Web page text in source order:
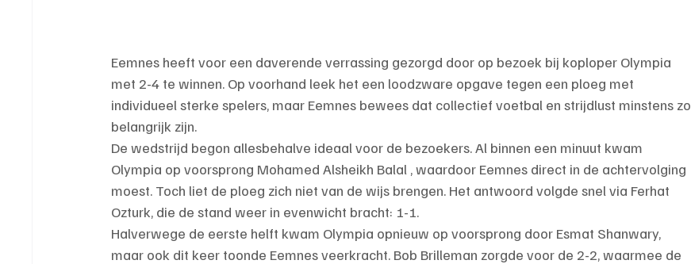
Eemnes heeft voor een daverende verrassing gezorgd door op bezoek bij koploper Olympia
met 2-4 te winnen. Op voorhand leek het een loodzware opgave tegen een ploeg met
individueel sterke spelers, maar Eemnes bewees dat collectief voetbal en strijdlust minstens zo
belangrijk zijn.
De wedstrijd begon allesbehalve ideaal voor de bezoekers. Al binnen een minuut kwam
Olympia op voorsprong Mohamed Alsheikh Balal , waardoor Eemnes direct in de achtervolging
moest. Toch liet de ploeg zich niet van de wijs brengen. Het antwoord volgde snel via Ferhat
Ozturk, die de stand weer in evenwicht bracht: 1-1.
Halverwege de eerste helft kwam Olympia opnieuw op voorsprong door Esmat Shanwary,
maar ook dit keer toonde Eemnes veerkracht. Bob Brilleman zorgde voor de 2-2, waarmee de